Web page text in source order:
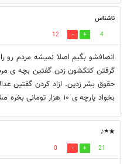
ناشناس
4
12
انصافشو بگیم اصلا نمیشه مردم
گرفتن کتکشون زدن گفتین بچه ی
حقوق بشر زدین. ازاد کردن گفتین
بخواد پارچه ی ۱۰ هزار تومانی بخره مشکل خودشه
★٭♪
21
0